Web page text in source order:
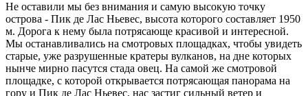
Не оставили мы без внимания и самую высокую точку
острова - Пик де Лас Ньевес, высота которого составляет 1950
м. Дорога к нему была потрясающе красивой и интересной.
Мы останавливались на смотровых площадках, чтобы увидеть
старые, уже разрушенные кратеры вулканов, на дне которых
нынче мирно пасутся стада овец. На самой же смотровой
площадке, с которой открывается потрясающая панорама на
гору и Пик де Лас Ньевес, нас застиг сильный ветер и